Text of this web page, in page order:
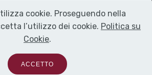
cookie. Proseguendo nella
l’utilizzo dei cookie. Politica su
Cookie.
ACCETTO